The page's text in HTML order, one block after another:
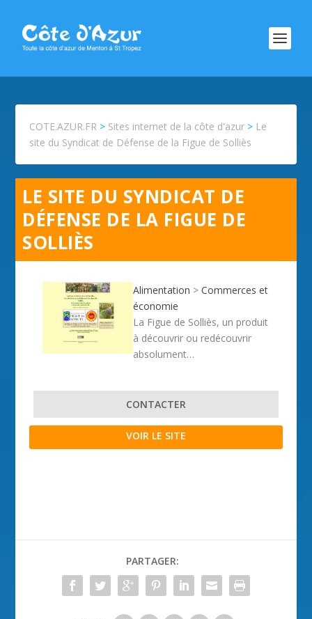
COTE.AZUR.FR > Sites internet de la côte d'azur > Le
site du Syndicat de Défense de la Figue de Solliès
LE SITE DU SYNDICAT DE
DÉFENSE DE LA FIGUE DE
SOLLIÈS
Alimentation >Commerces et
économie
La Figue de Solliès, un produit
à découvrir ou redécouvrir
absolument…
CONTACTER
VOIR LE SITE
PARTAGER: